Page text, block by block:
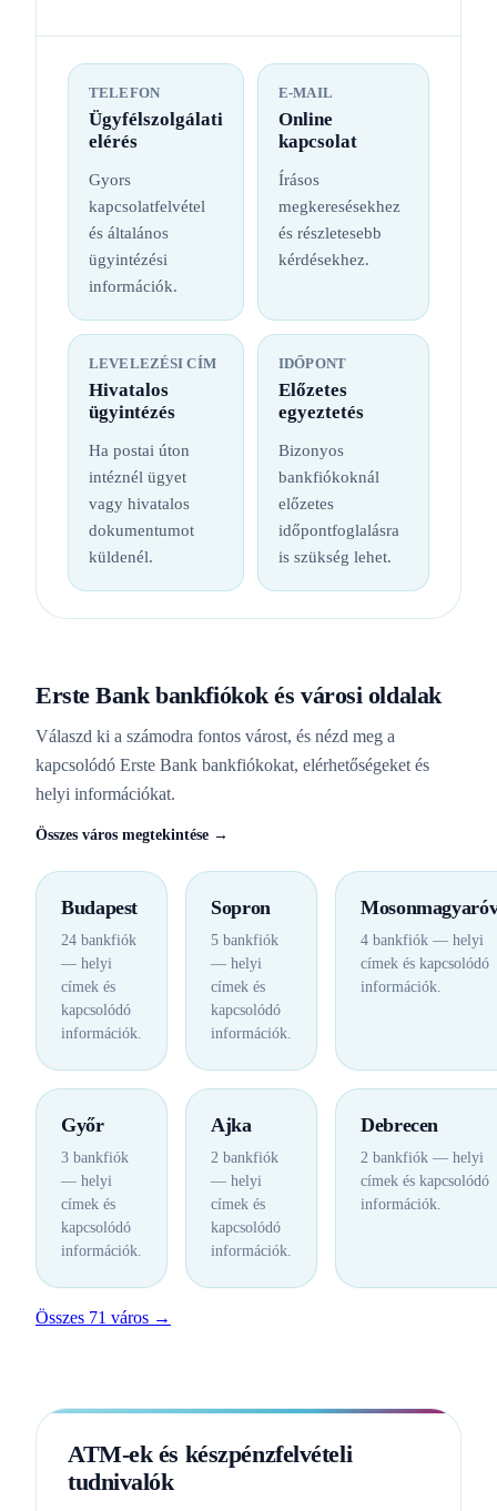
TELEFON
Ügyfélszolgálati
elérés
Gyors
kapcsolatfelvétel
és általános
ügyintézési
információk.
E-MAIL
Online
kapcsolat
Írásos
megkeresésekhez
és részletesebb
kérdésekhez.
LEVELEZÉSI CÍM
Hivatalos
ügyintézés
Ha postai úton
intéznél ügyet
vagy hivatalos
dokumentumot
küldenél.
IDŐPONT
Előzetes
egyeztetés
Bizonyos
bankfiókoknál
előzetes
időpontfoglalásra
is szükség lehet.
Erste Bank bankfiókok és városi oldalak
Válaszd ki a számodra fontos várost, és nézd meg a
kapcsolódó Erste Bank bankfiókokat, elérhetőségeket és
helyi információkat.
Összes város megtekintése →
Budapest
24 bankfiók
— helyi
címek és
kapcsolódó
információk.
Sopron
5 bankfiók
— helyi
címek és
kapcsolódó
információk.
4 bankfiók — helyi
címek és kapcsolódó
információk.
Győr
3 bankfiók
— helyi
címek és
kapcsolódó
információk.
Ajka
2 bankfiók
— helyi
címek és
kapcsolódó
információk.
Debrecen
2 bankfiók — helyi
címek és kapcsolódó
információk.
Összes 71 város →
ATM-ek és készpénzfelvételi
tudnivalók